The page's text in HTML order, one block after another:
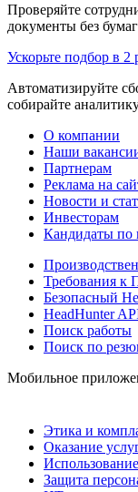
Проверяйте
документы без
Ускорьте подбор в 2
Автоматизируйте
собирайте
О компании
Наши
Партнерам
Реклама на
Новости и
Инвесторам
Кандидаты по
Требования к
Безопасный
HeadHunter
Поиск работы
Поиск по
Мобильное
Этика и
Оказание
Защита